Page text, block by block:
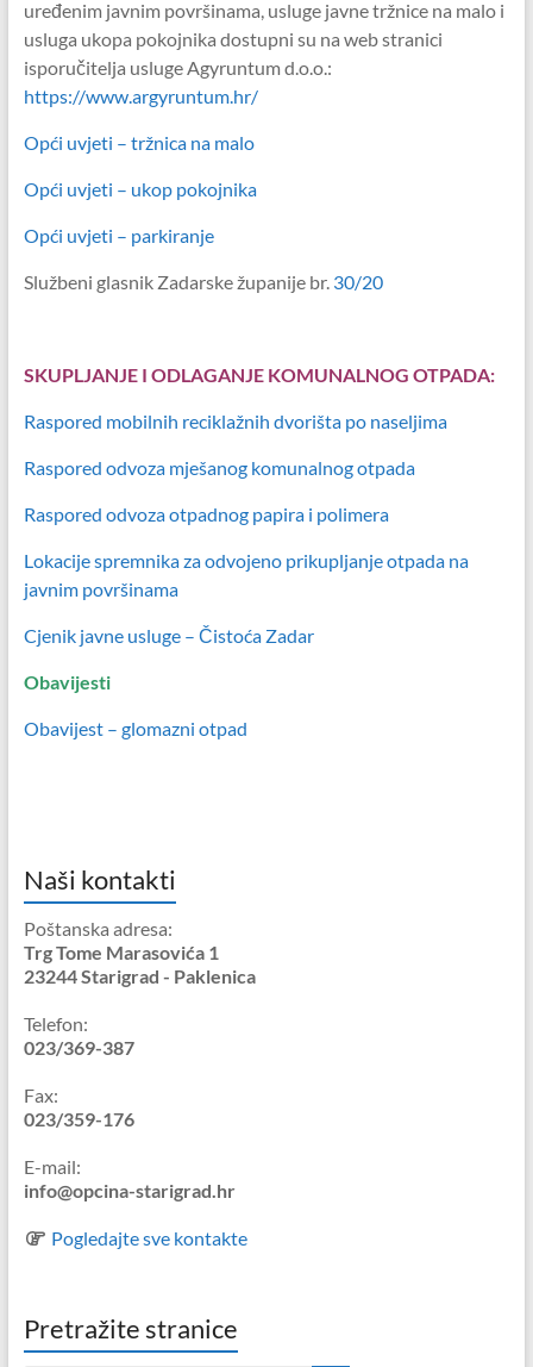
uređenim javnim površinama, usluge javne tržnice na malo i
usluga ukopa pokojnika dostupni su na web stranici
isporučitelja usluge Agyruntum d.o.o.:
https://www.argyruntum.hr/
Opći uvjeti – tržnica na malo
Opći uvjeti – ukop pokojnika
Opći uvjeti – parkiranje
Službeni glasnik Zadarske županije br. 30/20
SKUPLJANJE I ODLAGANJE KOMUNALNOG OTPADA:
Raspored mobilnih reciklažnih dvorišta po naseljima
Raspored odvoza mješanog komunalnog otpada
Raspored odvoza otpadnog papira i polimera
Lokacije spremnika za odvojeno prikupljanje otpada na
javnim površinama
Cjenik javne usluge – Čistoća Zadar
Obavijesti
Obavijest – glomazni otpad
Naši kontakti
Poštanska adresa:
Trg Tome Marasovića 1
23244 Starigrad - Paklenica
Telefon:
023/369-387
Fax:
023/359-176
E-mail:
info@opcina-starigrad.hr
Pogledajte sve kontakte
Pretražite stranice